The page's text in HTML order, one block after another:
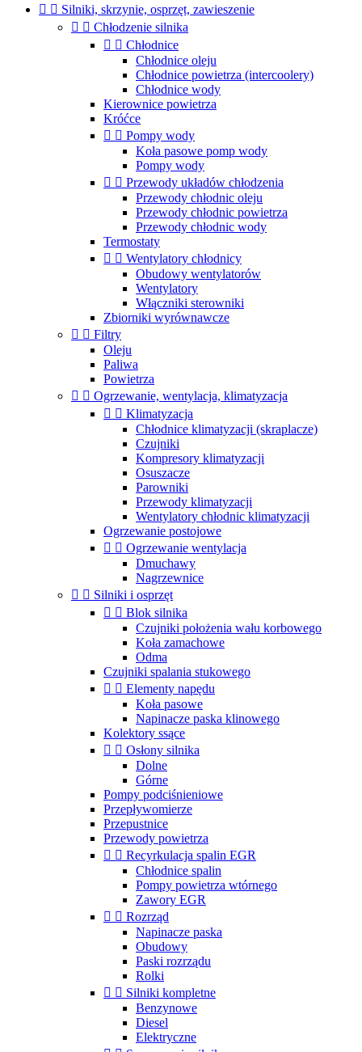
  Silniki, skrzynie, osprzęt, zawieszenie
  Chłodzenie silnika
  Chłodnice
Chłodnice oleju
Chłodnice powietrza (intercoolery)
Chłodnice wody
Kierownice powietrza
Króćce
  Pompy wody
Koła pasowe pomp wody
Pompy wody
  Przewody układów chłodzenia
Przewody chłodnic oleju
Przewody chłodnic powietrza
Przewody chłodnic wody
Termostaty
  Wentylatory chłodnicy
Obudowy wentylatorów
Wentylatory
Włączniki sterowniki
Zbiorniki wyrównawcze
  Filtry
Oleju
Paliwa
Powietrza
  Ogrzewanie, wentylacja, klimatyzacja
  Klimatyzacja
Chłodnice klimatyzacji (skraplacze)
Czujniki
Kompresory klimatyzacji
Osuszacze
Parowniki
Przewody klimatyzacji
Wentylatory chłodnic klimatyzacji
Ogrzewanie postojowe
  Ogrzewanie wentylacja
Dmuchawy
Nagrzewnice
  Silniki i osprzęt
  Blok silnika
Czujniki położenia wału korbowego
Koła zamachowe
Odma
Czujniki spalania stukowego
  Elementy napędu
Koła pasowe
Napinacze paska klinowego
Kolektory ssące
  Osłony silnika
Dolne
Górne
Pompy podciśnieniowe
Przepływomierze
Przepustnice
Przewody powietrza
  Recyrkulacja spalin EGR
Chłodnice spalin
Pompy powietrza wtórnego
Zawory EGR
  Rozrząd
Napinacze paska
Obudowy
Paski rozrządu
Rolki
  Silniki kompletne
Benzynowe
Diesel
Elektryczne